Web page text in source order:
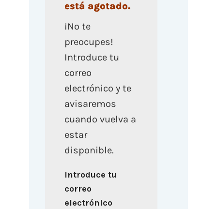
está agotado.
¡No te
preocupes!
Introduce tu
correo
electrónico y te
avisaremos
cuando vuelva a
estar
disponible.
Introduce tu
correo
electrónico